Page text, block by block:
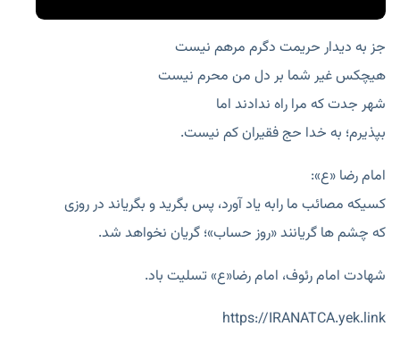
جز به دیدار حریمت دگرم مرهم نیست
هیچکس غیر شما بر دل من محرم نیست
شهر جدت که مرا راه ندادند اما
بپذیرم؛ به خدا حج فقیران کم نیست.
امام رضا «ع»:
کسیکه مصائب ما رابه یاد آورد، پس بگرید و بگریاند در روزی
که چشم ها گریانند «روز حساب»؛ گریان نخواهد شد.
شهادت امام رئوف، امام رضا«ع» تسلیت باد.
https://IRANATCA.yek.link